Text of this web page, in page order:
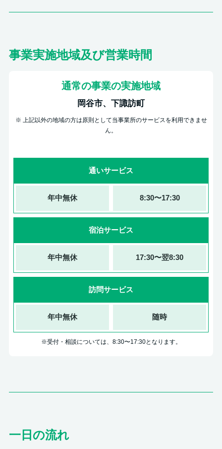
事業実施地域及び営業時間
通常の事業の実施地域
岡谷市、下諏訪町
※ 上記以外の地域の方は原則として当事業所のサービスを利用できませ
ん。
通いサービス
年中無休 8:30〜17:30
宿泊サービス
年中無休 17:30〜翌8:30
訪問サービス
年中無休 随時
※受付・相談については、8:30〜17:30となります。
一日の流れ